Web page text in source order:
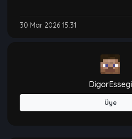
30 Mar 2026 15:31
DigorEssegi
Üye